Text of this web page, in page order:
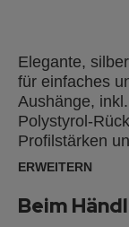
Elegante,
für einfaches
Aushänge,
Polystyrol-
Profilstärken
Schrauben
ERWEITERN
Beim